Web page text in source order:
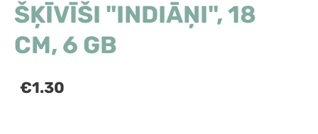
ŠĶĪVĪŠI "INDIĀŅI", 18
CM, 6 GB
€1.30